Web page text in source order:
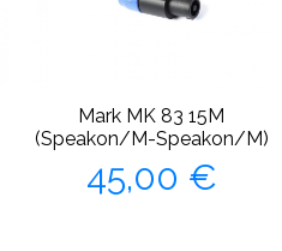
Mark MK 83 15M
(Speakon/M-Speakon/M)
Precio
45,00 €